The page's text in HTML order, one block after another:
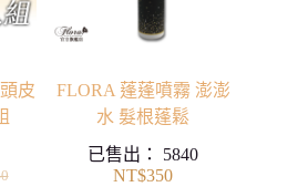
皮
FLORA 蓬蓬噴霧 澎澎
水 髮根蓬鬆
已售出： 5840
NT$350